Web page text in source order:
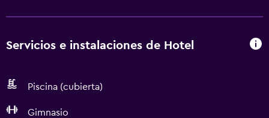
Servicios e instalaciones de Hotel
Piscina (cubierta)
Gimnasio